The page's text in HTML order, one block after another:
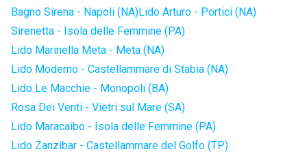
Bagno Sirena - Napoli (NA)Lido Arturo - Portici (NA)
Sirenetta - Isola delle Femmine (PA)
Lido Marinella Meta - Meta (NA)
Lido Moderno - Castellammare di Stabia (NA)
Lido Le Macchie - Monopoli (BA)
Rosa Dei Venti - Vietri sul Mare (SA)
Lido Maracaibo - Isola delle Femmine (PA)
Lido Zanzibar - Castellammare del Golfo (TP)